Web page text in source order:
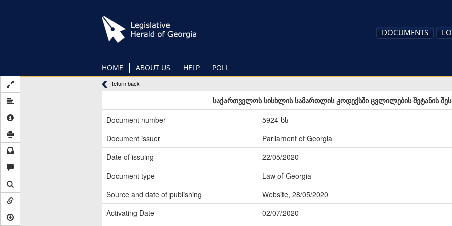
HOME ABOUT US HELP POLL
DOCUMENTS
Return back
საქართველოს სისხლის სამართლის კოდექსში ცვლილების შეტანის
Document number
5924-სს
Document issuer
Parliament of Georgia
Date of issuing
22/05/2020
Document type
Law of Georgia
Source and date of publishing
Website, 28/05/2020
Activating Date
02/07/2020